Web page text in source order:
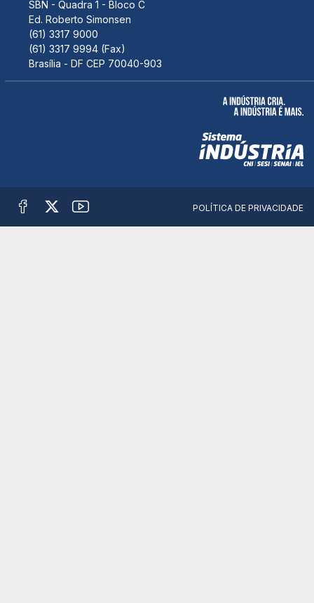
SBN - Quadra 1 - Bloco C
Ed. Roberto Simonsen
(61) 3317 9000
(61) 3317 9994 (Fax)
Brasília - DF CEP 70040-903
POLÍTICA DE PRIVACIDADE